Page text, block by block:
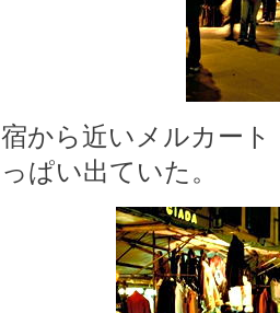
宿から近いメルカー
っぱい出ていた。